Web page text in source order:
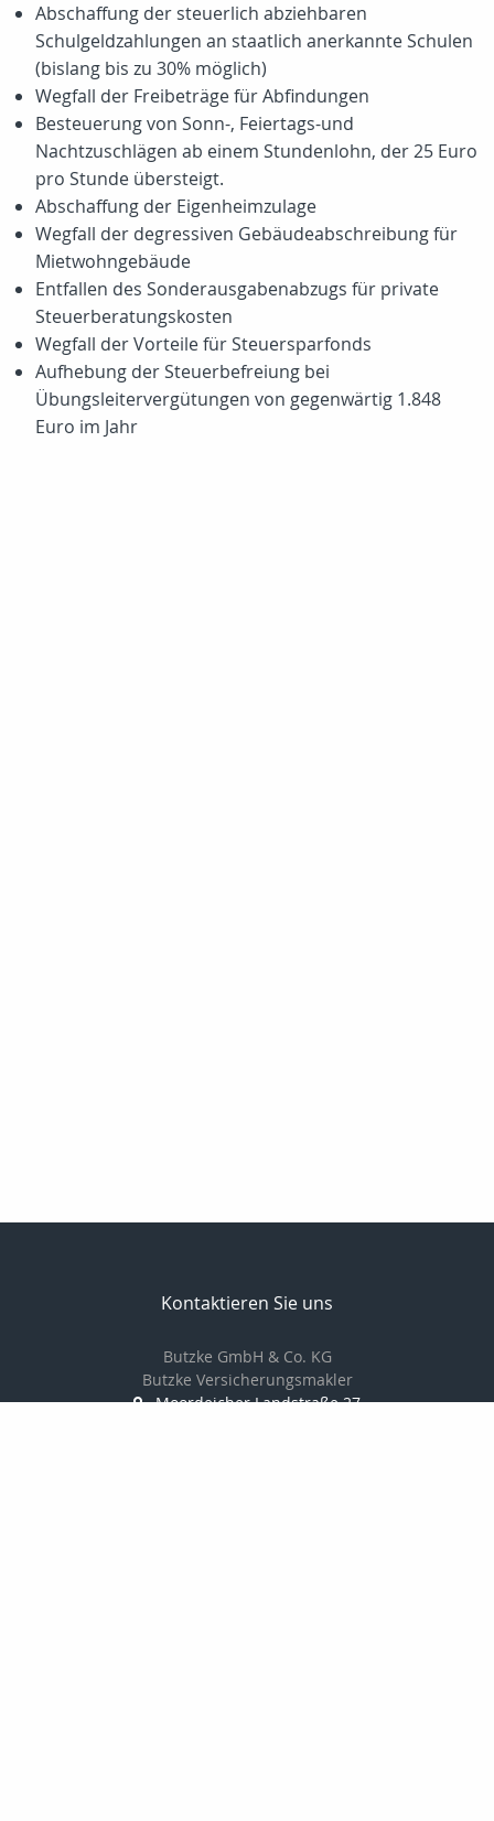
Abschaffung der steuerlich abziehbaren
Schulgeldzahlungen an staatlich anerkannte Schulen
(bislang bis zu 30% möglich)
Wegfall der Freibeträge für Abfindungen
Besteuerung von Sonn-, Feiertags-und
Nachtzuschlägen ab einem Stundenlohn, der 25 Euro
pro Stunde übersteigt.
Abschaffung der Eigenheimzulage
Wegfall der degressiven Gebäudeabschreibung für
Mietwohngebäude
Entfallen des Sonderausgabenabzugs für private
Steuerberatungskosten
Wegfall der Vorteile für Steuersparfonds
Aufhebung der Steuerbefreiung bei
Übungsleitervergütungen von gegenwärtig 1.848
Euro im Jahr
Kontaktieren Sie uns
Butzke GmbH & Co. KG
Butzke Versicherungsmakler
Moordeicher Landstraße 27